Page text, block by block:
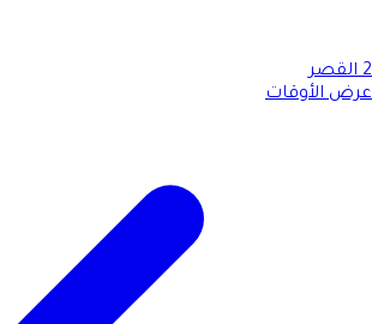
2 القصر
عرض الأوقات